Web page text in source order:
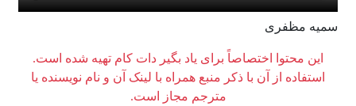
سمیه مظفری
این محتوا اختصاصاً برای یاد بگیر دات کام تهیه شده است.
استفاده از آن با ذکر منبع همراه با لینک آن و نام نویسنده یا
مترجم مجاز است.